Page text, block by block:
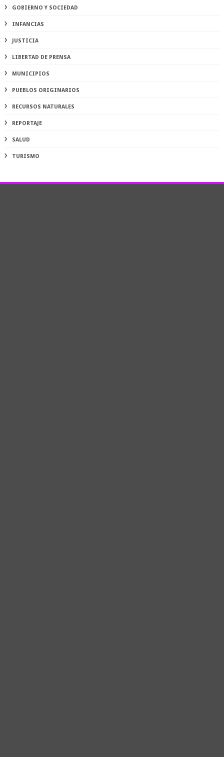
GOBIERNO Y SOCIEDAD
INFANCIAS
JUSTICIA
LIBERTAD DE PRENSA
MUNICIPIOS
PUEBLOS ORIGINARIOS
RECURSOS NATURALES
REPORTAJE
SALUD
TURISMO